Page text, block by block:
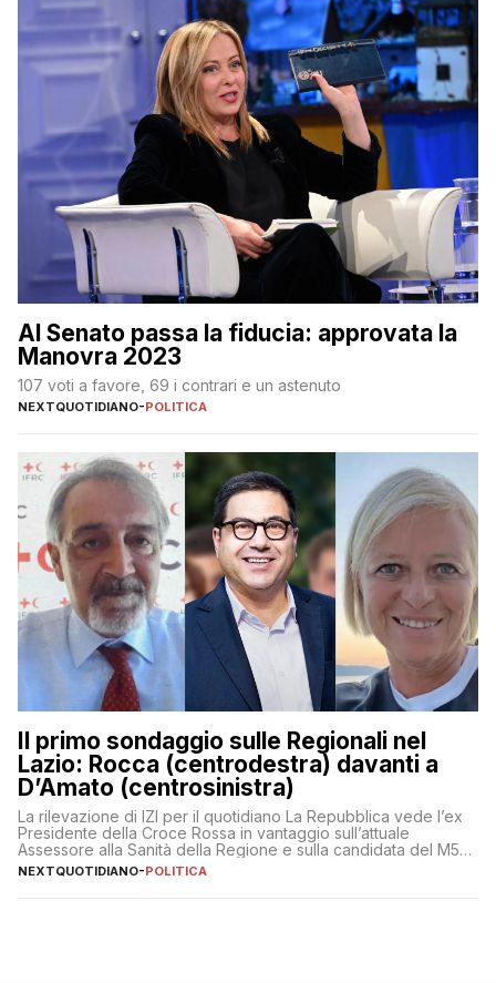
Al Senato passa la fiducia: approvata la
Manovra 2023
107 voti a favore, 69 i contrari e un astenuto
NEXTQUOTIDIANO-POLITICA
Il primo sondaggio sulle Regionali nel
Lazio: Rocca (centrodestra) davanti a
D’Amato (centrosinistra)
La rilevazione di IZI per il quotidiano La Repubblica vede l’ex
Presidente della Croce Rossa in vantaggio sull’attuale
Assessore alla Sanità della Regione e sulla candidata del M5S
Donatella Bianchi
NEXTQUOTIDIANO-POLITICA